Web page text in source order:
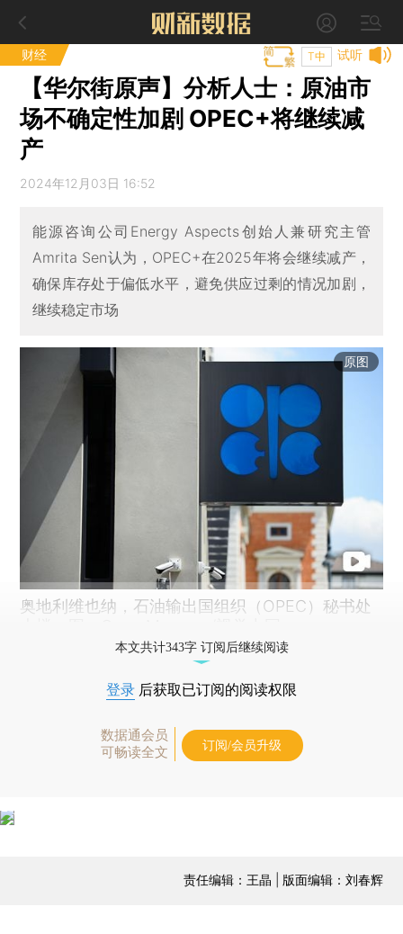
财经 试听
T中
【华尔街原声】分析人士：原油市
场不确定性加剧 OPEC+将继续减
产
2024年12月03日 16:52
能源咨询公司Energy Aspects创始人兼研究主管
Amrita Sen认为，OPEC+在2025年将会继续减产，
确保库存处于偏低水平，避免供应过剩的情况加剧，
继续稳定市场
原图
奥地利维也纳，石油输出国组织（OPEC）秘书处
本文共计343字 订阅后继续阅读
登录 后获取已订阅的阅读权限
数据通会员
可畅读全文
订阅/会员升级
责任编辑：王晶 | 版面编辑：刘春辉